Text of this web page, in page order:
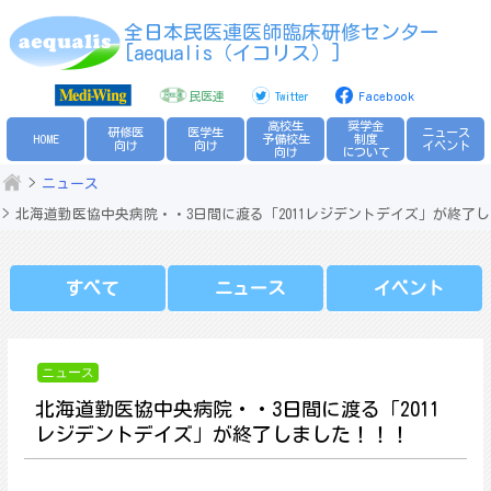
to
全日本民医連医師臨床研修センター
[aequalis（イコリス）]
民医連 Twitter Facebook
HOME
研修医
向け
医学生
向け
高校生
予備校生
向け
奨学金
制度
について
ニュース
イベント
ニュース
北海道勤医協中央病院・・3日間に渡る「2011レジデントデイズ」が終了
すべて ニュース イベント
ニュース
北海道勤医協中央病院・・3日間に渡る「2011
レジデントデイズ」が終了しました！！！